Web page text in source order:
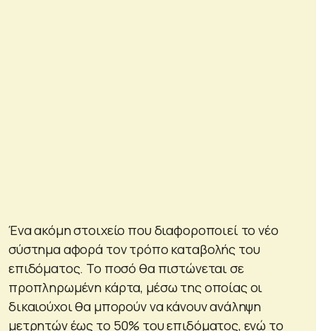
Ένα ακόμη στοιχείο που διαφοροποιεί το νέο
σύστημα αφορά τον τρόπο καταβολής του
επιδόματος. Το ποσό θα πιστώνεται σε
προπληρωμένη κάρτα, μέσω της οποίας οι
δικαιούχοι θα μπορούν να κάνουν ανάληψη
μετρητών έως το 50% του επιδόματος, ενώ το